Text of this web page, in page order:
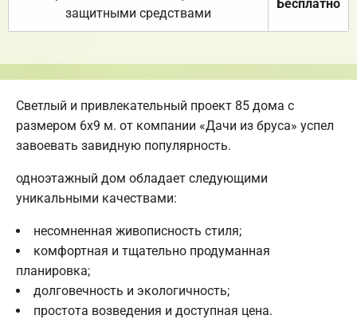
защитными средствами
Бесплатно
Светлый и привлекательный проект 85 дома с
размером 6х9 м. от компании «Дачи из бруса» успел
завоевать завидную популярность.
одноэтажный дом обладает следующими
уникальными качествами:
несомненная живописность стиля;
комфортная и тщательно продуманная
планировка;
долговечность и экологичность;
простота возведения и доступная цена.